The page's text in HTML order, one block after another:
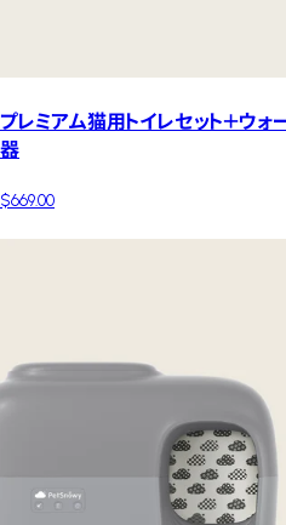
プレミアム猫用トイレセット＋ウ
器
$669.00